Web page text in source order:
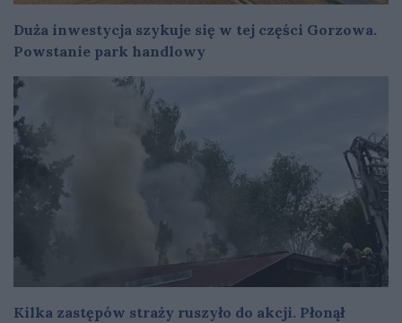
Duża inwestycja szykuje się w tej części Gorzowa.
Powstanie park handlowy
Kilka zastępów straży ruszyło do akcji. Płonął